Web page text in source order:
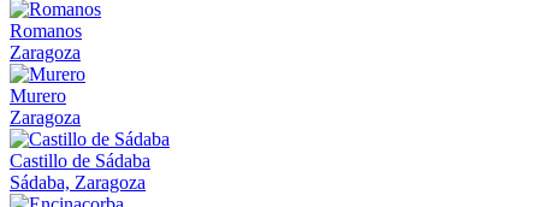
Romanos
Zaragoza
Murero
Zaragoza
Castillo de Sádaba
Sádaba, Zaragoza